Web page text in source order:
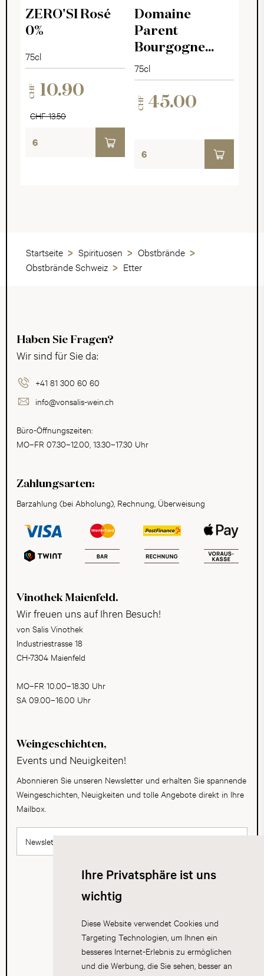
Ihre Privatsphäre ist uns
wichtig
Diese Website verwendet Cookies und
Targeting Technologien, um Ihnen ein
besseres Internet-Erlebnis zu ermöglichen
und die Werbung, die Sie sehen, besser an
Sparkling Dry
ZERO'SI Rosé
0%
75cl
CHF 10.90
CHF 13.50
Domaine
Parent
Bourgogne
Sélection
Pomone 2022
75cl
CHF 45.00
Startseite Spirituosen
Obstbrände
Obstbrände Schweiz
Etter
Haben Sie Fragen?
Wir sind für Sie da:
+41 81 300 60 60
info@vonsalis-wein.ch
Büro-Öffnungszeiten:
MO–FR 07.30–12.00, 13.30–17.30 Uhr
Zahlungsarten:
Barzahlung (bei Abholung), Rechnung, Überweisung
Vinothek Maienfeld.
Wir freuen uns auf Ihren Besuch!
von Salis Vinothek
Industriestrasse 18
CH-7304 Maienfeld
MO–FR 10.00–18.30 Uhr
SA 09.00–16.00 Uhr
Weingeschichten,
Events und Neuigkeiten!
Abonnieren Sie unseren Newsletter und erhalten Sie spannende
Weingeschichten, Neuigkeiten und tolle Angebote direkt in Ihre
Mailbox.
Newsletter abonnieren